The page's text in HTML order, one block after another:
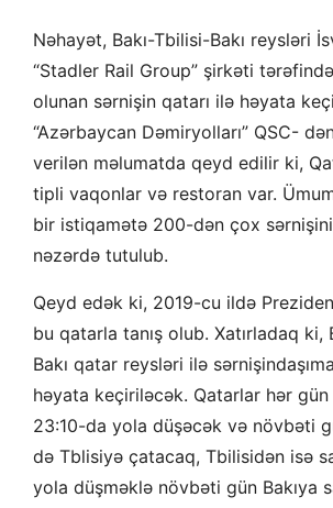
Nəhayət, Bakı-Tbilisi-Bakı reysləri
“Stadler Rail Group” şirkəti
olunan sərnişin qatarı ilə həyata
“Azərbaycan Dəmiryolları” QSC-
verilən məlumatda qeyd edilir ki,
tipli vaqonlar və restoran var.
bir istiqamətə 200-dən çox
nəzərdə tutulub.
Qeyd edək ki, 2019-cu ildə
bu qatarla tanış olub. Xatırladaq ki,
Bakı qatar reysləri ilə
həyata keçiriləcək. Qatarlar hər gün
23:10-da yola düşəcək və növbəti
də Tblisiyə çatacaq, Tbilisidən isə
yola düşməklə növbəti gün Bakıya